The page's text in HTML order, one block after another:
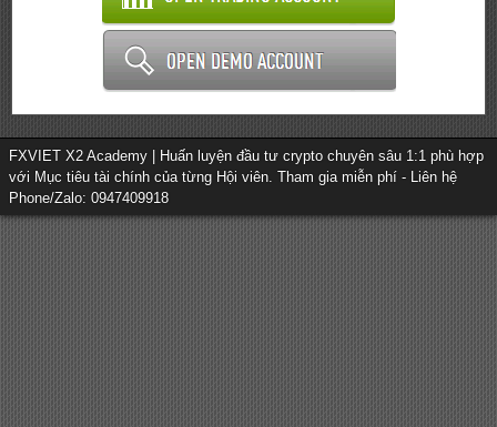
FXVIET X2 Academy | Huấn luyện đầu tư crypto chuyên sâu 1:1 phù hợp
với Mục tiêu tài chính của từng Hội viên. Tham gia miễn phí - Liên hệ
Phone/Zalo: 0947409918